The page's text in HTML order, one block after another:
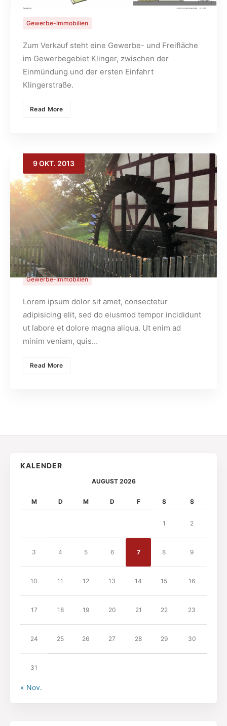
Gewerbe-Immobilien
Zum Verkauf steht eine Gewerbe- und Freifläche
im Gewerbegebiet Klinger, zwischen der
Einmündung und der ersten Einfahrt
Klingerstraße.
Read More
9OKT. 2013
Test-Immobilie im Gewerbegebiet
Hutzelgrund
Gewerbe-Immobilien
Lorem ipsum dolor sit amet, consectetur
adipisicing elit, sed do eiusmod tempor incididunt
ut labore et dolore magna aliqua. Ut enim ad
minim veniam, quis…
Read More
KALENDER
AUGUST 2026
M D M D F S S
1 2
3 4 5 6 7 8 9
10 11 12 13 14 15 16
17 18 19 20 21 22 23
24 25 26 27 28 29 30
31
« Nov.